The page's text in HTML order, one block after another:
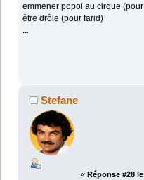
emmener popol au cirque
être drôle (pour farid)
Stefane
« Réponse #28